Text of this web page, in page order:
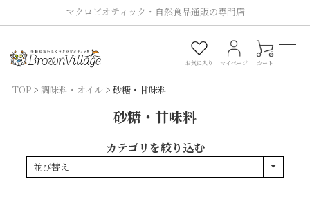
マクロビオティック・自然食品通販の専門店
お気に入り マイページ カート
0
TOP 調味料・オイル 砂糖・甘味料
砂糖・甘味料
カテゴリを絞り込む
並び替え